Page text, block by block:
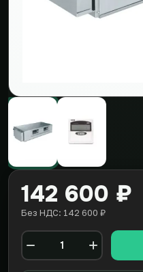
142 600 ₽
Без НДС: 142 600 ₽
Количество